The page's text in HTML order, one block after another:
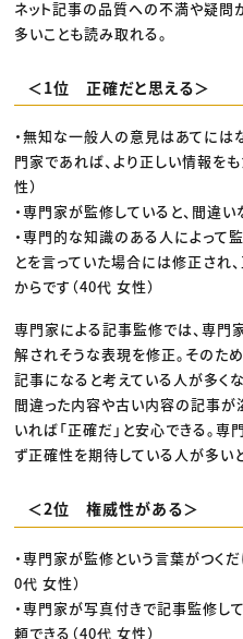
ネット記事の品質への不満や疑問
多いことも読み取れる。
＜1位 正確だと思える＞
・無知な一般人の意見はあてには
門家であれば、より正しい情報を
性）
・専門家が監修していると、間違
・専門的な知識のある人によって
とを言っていた場合には修正され
からです（40代 女性）
専門家による記事監修では、専門
解されそうな表現を修正。そのた
記事になると考えている人が多くな
間違った内容や古い内容の記事が
いれば「正確だ」と安心できる。
ず正確性を期待している人が多い
＜2位 権威性がある＞
・専門家が監修という言葉がつく
0代 女性）
・専門家が写真付きで記事監修し
頼できる（40代 女性）